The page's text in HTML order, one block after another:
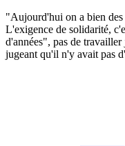
"Aujourd'hui on a bien
L'exigence de solidarité,
d'années", pas de
jugeant qu'il n'y avait pas